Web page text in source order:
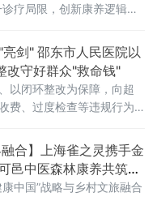
疗局限，创新康养逻辑与
，构建“非遗中医+古建+山
县域医旅融合、乡村振兴
民医院以
改守好群众"救命钱"
以闭环整改为保障，向超
费、过度检查等违规行为
问题整治"突击战"工作方
体目标、组织领导、整治
融合】上海雀之灵携手金
邑中医森林康养​共筑弥
中国”战略与乡村文旅融合